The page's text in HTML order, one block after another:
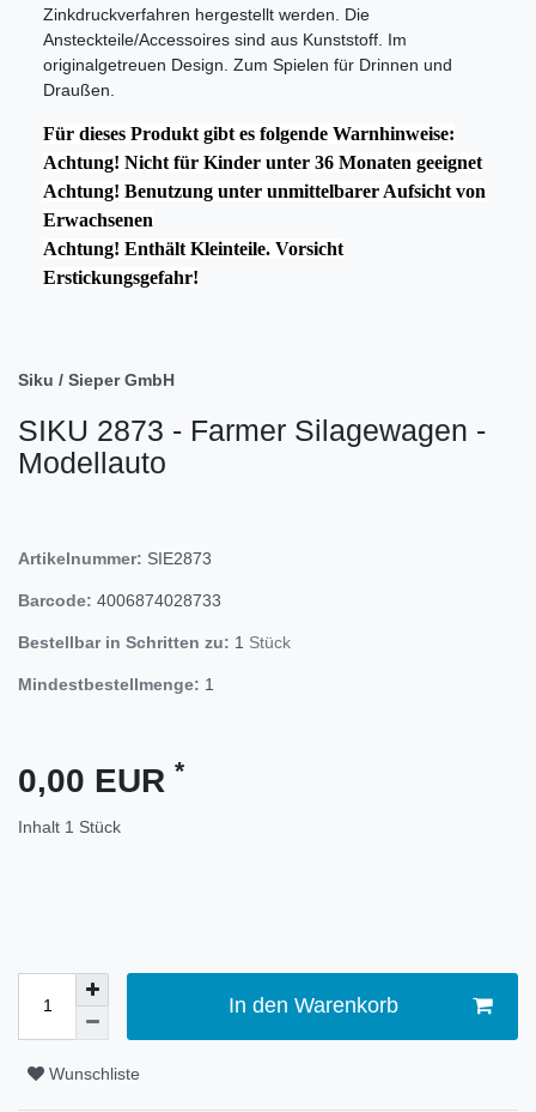
Zinkdruckverfahren hergestellt werden. Die
Ansteckteile/Accessoires sind aus Kunststoff. Im
originalgetreuen Design. Zum Spielen für Drinnen und
Draußen.
Für dieses Produkt gibt es folgende Warnhinweise:
Achtung! Nicht für Kinder unter 36 Monaten geeignet
Achtung! Benutzung unter unmittelbarer Aufsicht von
Erwachsenen
Achtung! Enthält Kleinteile. Vorsicht
Erstickungsgefahr!
Siku / Sieper GmbH
SIKU 2873 - Farmer Silagewagen -
Modellauto
Artikelnummer: SIE2873
Barcode: 4006874028733
Bestellbar in Schritten zu: 1 Stück
Mindestbestellmenge: 1
0,00 EUR *
Inhalt 1 Stück
In den Warenkorb
Wunschliste